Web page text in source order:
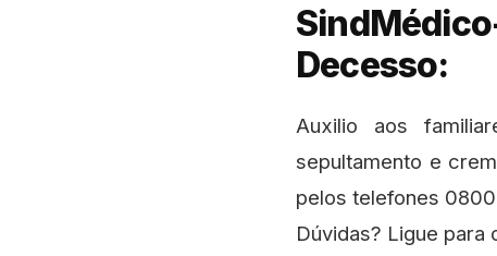
Decesso:
Auxilio aos
sepultamento e
pelos telefones
Dúvidas? Ligue para